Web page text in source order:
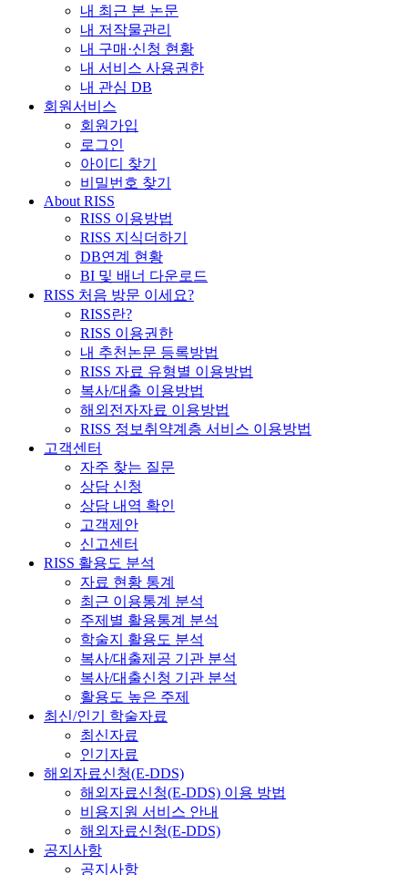
내 최근 본 논문
내 저작물관리
내 구매·신청 현황
내 서비스 사용권한
내 관심 DB
회원서비스
회원가입
로그인
아이디 찾기
비밀번호 찾기
About RISS
RISS 이용방법
RISS 지식더하기
DB연계 현황
BI 및 배너 다운로드
RISS 처음 방문 이세요?
RISS란?
RISS 이용권한
내 추천논문 등록방법
RISS 자료 유형별 이용방법
복사/대출 이용방법
해외전자자료 이용방법
RISS 정보취약계층 서비스 이용방법
고객센터
자주 찾는 질문
상담 신청
상담 내역 확인
고객제안
신고센터
RISS 활용도 분석
자료 현황 통계
최근 이용통계 분석
주제별 활용통계 분석
학술지 활용도 분석
복사/대출제공 기관 분석
복사/대출신청 기관 분석
활용도 높은 주제
최신/인기 학술자료
최신자료
인기자료
해외자료신청(E-DDS)
해외자료신청(E-DDS) 이용 방법
비용지원 서비스 안내
해외자료신청(E-DDS)
공지사항
공지사항